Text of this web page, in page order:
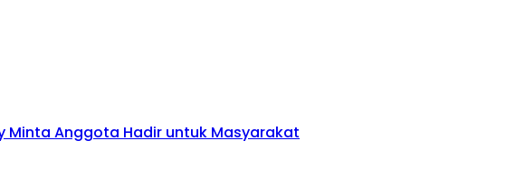
Minta Anggota Hadir untuk Masyarakat